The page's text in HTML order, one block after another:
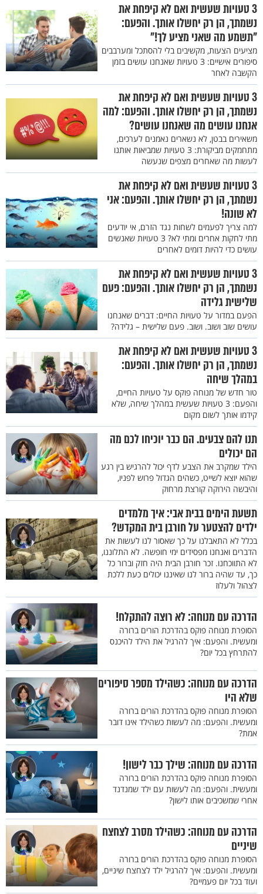
3 טעויות שעשית ואם לא קיפחת את
נשמתך, הן רק יחשלו אותך. והפעם:
"תשמע מה שאני מציע לך!"
מציעים הצעות, מקשיבים בלי להסתכל ומערבבים
סיפורים אישיים: 3 טעויות שאנחנו עושים בזמן
הקשבה לאחר
3 טעויות שעשית ואם לא קיפחת את
נשמתך, הן רק יחשלו אותך. והפעם: למה
אנחנו עושים מה שאנחנו עושים?
משאירים בבטן, לא נשארים נאמנים לערכים,
מתחמקים מביקורת: 3 טעויות שמביאות אותנו
לעשות מה שאחרים מצפים שנעשה
3 טעויות שעשית ואם לא קיפחת את
נשמתך, הן רק יחשלו אותך. והפעם: אני
לא שונה!
למה צריך לפעמים לשחות נגד הזרם, אי יודעים
מתי לחקות אחרים ומתי לא? 3 טעויות שאנשים
עושים כדי להיות דומים לאחרים
3 טעויות שעשית ואם לא קיפחת את
נשמתך, הן רק יחשלו אותך. והפעם: פעם
שלישית גלידה
הפעם במדור על טעויות החיים: דברים שאנחנו
עושים שוב ושוב. ושוב. פעם שלישית – גלידה?
3 טעויות שעשית ואם לא קיפחת את
נשמתך, הן רק יחשלו אותך. והפעם:
במהלך שיחה
טור חדש של מנוחה פוקס על טעויות החיים,
והפעם: 3 טעויות שעשית במהלך שיחה, שלא
קידמו אותך לשום מקום
תנו להם צבעים. הם כבר יוכיחו לכם מה
הם יכולים
הילד שמקרב את הצבע לדף יכול להרגיש בין רגע
שהוא יוצא לשייט, כשהים הגדול פרוש לפניו,
והיבשה הירוקה קורצת מרחוק
תשעת הימים בבית אבי: איך מלמדים
ילדים להצטער על חורבן בית המקדש?
בכלל לא התאבלנו על כך שאסור לנו לעשות את
הדברים ואנחנו מפסידים ימי חופשה. לא התלוננו,
לא התווכחנו. זכר חורבן הבית היה חזק וברור כל
כך, עד שהיה ברור לנו שאיננו יכולים כעת ללכת
לצהול ולעלוז
הדרכה עם מנוחה: לא רוצה להתקלח!
הסופרת מנוחה פוקס בהדרכת הורים ברורה
ומעשית. והפעם: איך להרגיל את הילד להיכנס
להתרחץ בכל יום?
הדרכה עם מנוחה: כשהילד מספר סיפורים
שלא היו
הסופרת מנוחה פוקס בהדרכת הורים ברורה
ומעשית. והפעם: מה לעשות כשהילד אינו דובר
אמת?
הדרכה עם מנוחה: שילך כבר לישון!
הסופרת מנוחה פוקס בהדרכת הורים ברורה
ומעשית. והפעם: מה לעשות עם ילד שמנדנד
אחרי שמשכיבים אותו לישון?
הדרכה עם מנוחה: כשהילד מסרב לצחצח
שיניים
הסופרת מנוחה פוקס בהדרכת הורים ברורה
ומעשית. והפעם: איך להרגיל ילד לצחצח שיניים,
ועוד בכל יום פעמיים?